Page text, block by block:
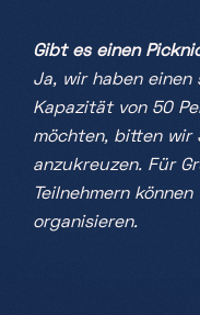
Gibt es einen
Ja, wir haben einen
Kapazität von 50
möchten, bitten wir
anzukreuzen. Für
Teilnehmern
organisieren.